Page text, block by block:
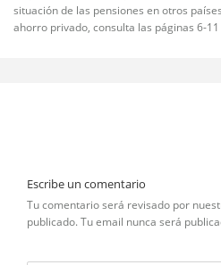
situación de las pensiones en otros
ahorro privado, consulta las páginas 6-11
Escribe un comentario
Tu comentario será revisado por
publicado. Tu email nunca será